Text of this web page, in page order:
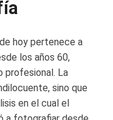
hoy pertenece a
los años 60,
profesional. La
sino que
en el cual el